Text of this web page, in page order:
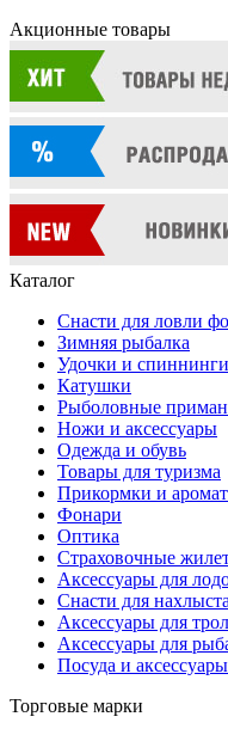
Акционные товары
Каталог
Снасти для ловли
Зимняя рыбалка
Удочки и спиннинги
Катушки
Рыболовные
Ножи и аксессуары
Одежда и обувь
Товары для туризма
Прикормки и
Фонари
Оптика
Страховочные
Аксессуары для
Снасти для нахлыста
Аксессуары для
Аксессуары для
Посуда и
Торговые марки